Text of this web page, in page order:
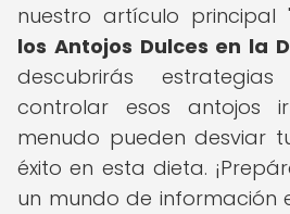
nuestro artículo principal
los Antojos Dulces en la
descubrirás
controlar esos antojos
menudo pueden desviar
éxito en esta dieta.
un mundo de información